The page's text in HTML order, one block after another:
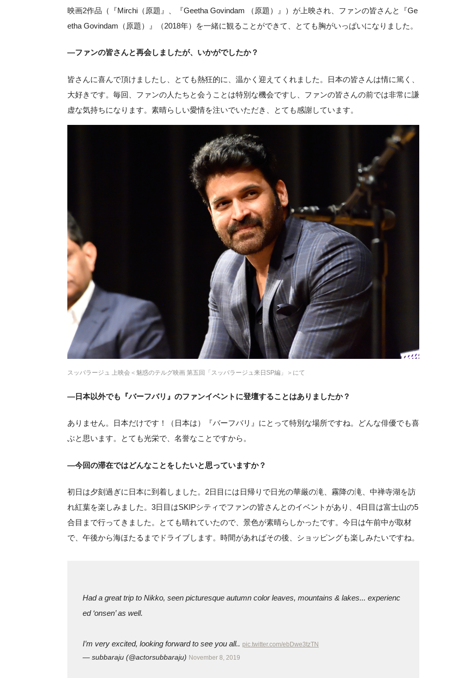
映画2作品（『Mirchi（原題』、『Geetha Govindam （原題）』）が上映され、ファンの皆さんと『Ge
etha Govindam（原題）』（2018年）を一緒に観ることができて、とても胸がいっぱいになりました。
―ファンの皆さんと再会しましたが、いかがでしたか？
皆さんに喜んで頂けましたし、とても熱狂的に、温かく迎えてくれました。日本の皆さんは情に篤く、
大好きです。毎回、ファンの人たちと会うことは特別な機会ですし、ファンの皆さんの前では非常に謙
虚な気持ちになります。素晴らしい愛情を注いでいただき、とても感謝しています。
スッバラージュ 上映会＜魅惑のテルグ映画 第五回「スッバラージュ来日SP編」＞にて
―日本以外でも『バーフバリ』のファンイベントに登壇することはありましたか？
ありません。日本だけです！（日本は）『バーフバリ』にとって特別な場所ですね。どんな俳優でも喜
ぶと思います。とても光栄で、名誉なことですから。
―今回の滞在ではどんなことをしたいと思っていますか？
初日は夕刻過ぎに日本に到着しました。2日目には日帰りで日光の華厳の滝、霧降の滝、中禅寺湖を訪
れ紅葉を楽しみました。3日目はSKIPシティでファンの皆さんとのイベントがあり、4日目は富士山の5
合目まで行ってきました。とても晴れていたので、景色が素晴らしかったです。今日は午前中が取材
で、午後から海ほたるまでドライブします。時間があればその後、ショッピングも楽しみたいですね。
Had a great trip to Nikko, seen picturesque autumn color leaves, mountains & lakes... experienc
ed ‘onsen’ as well.
I’m very excited, looking forward to see you all.. pic.twitter.com/ebDwe3tzTN
— subbaraju (@actorsubbaraju) November 8, 2019